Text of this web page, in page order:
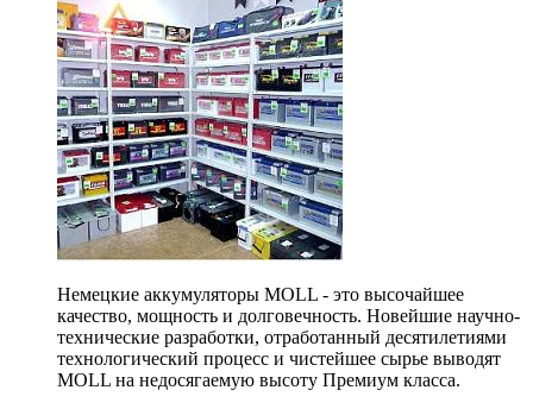
Немецкие аккумуляторы MOLL - это высочайшее
качество, мощность и долговечность. Новейшие научно-
технические разработки, отработанный десятилетиями
технологический процесс и чистейшее сырье выводят
MOLL на недосягаемую высоту Премиум класса.